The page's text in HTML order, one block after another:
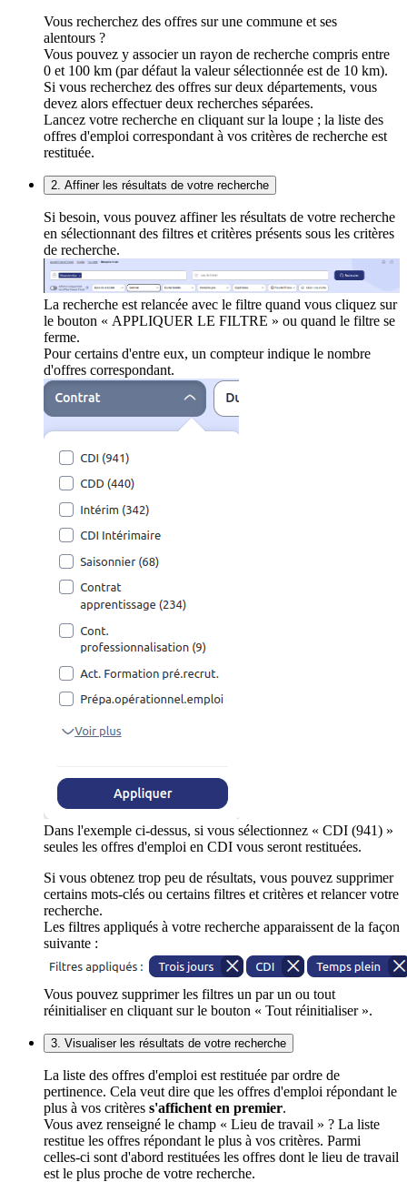
Vous recherchez des offres sur une commune et ses
alentours ?
Vous pouvez y associer un rayon de recherche compris entre
0 et 100 km (par défaut la valeur sélectionnée est de 10 km).
Si vous recherchez des offres sur deux départements, vous
devez alors effectuer deux recherches séparées.
Lancez votre recherche en cliquant sur la loupe ; la liste des
offres d'emploi correspondant à vos critères de recherche est
restituée.
2. Affiner les résultats de votre recherche
Si besoin, vous pouvez affiner les résultats de votre recherche
en sélectionnant des filtres et critères présents sous les critères
de recherche.
La recherche est relancée avec le filtre quand vous cliquez sur
le bouton « APPLIQUER LE FILTRE » ou quand le filtre se
ferme.
Pour certains d'entre eux, un compteur indique le nombre
d'offres correspondant.
Dans l'exemple ci-dessus, si vous sélectionnez « CDI (941) »
seules les offres d'emploi en CDI vous seront restituées.
Si vous obtenez trop peu de résultats, vous pouvez supprimer
certains mots-clés ou certains filtres et critères et relancer votre
recherche.
Les filtres appliqués à votre recherche apparaissent de la façon
suivante :
Vous pouvez supprimer les filtres un par un ou tout
réinitialiser en cliquant sur le bouton « Tout réinitialiser ».
3. Visualiser les résultats de votre recherche
La liste des offres d'emploi est restituée par ordre de
pertinence. Cela veut dire que les offres d'emploi répondant le
plus à vos critères s'affichent en premier.
Vous avez renseigné le champ « Lieu de travail » ? La liste
restitue les offres répondant le plus à vos critères. Parmi
celles-ci sont d'abord restituées les offres dont le lieu de travail
est le plus proche de votre recherche.